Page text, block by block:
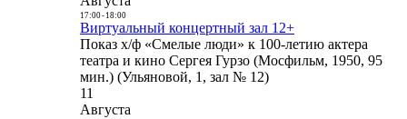
17:00- 18:00
Виртуальный концертный зал 12+
Показ х/ф «Смелые люди» к 100-летию актера
театра и кино Сергея Гурзо (Мосфильм, 1950, 95
мин.) (Ульяновой, 1, зал № 12)
11
Августа